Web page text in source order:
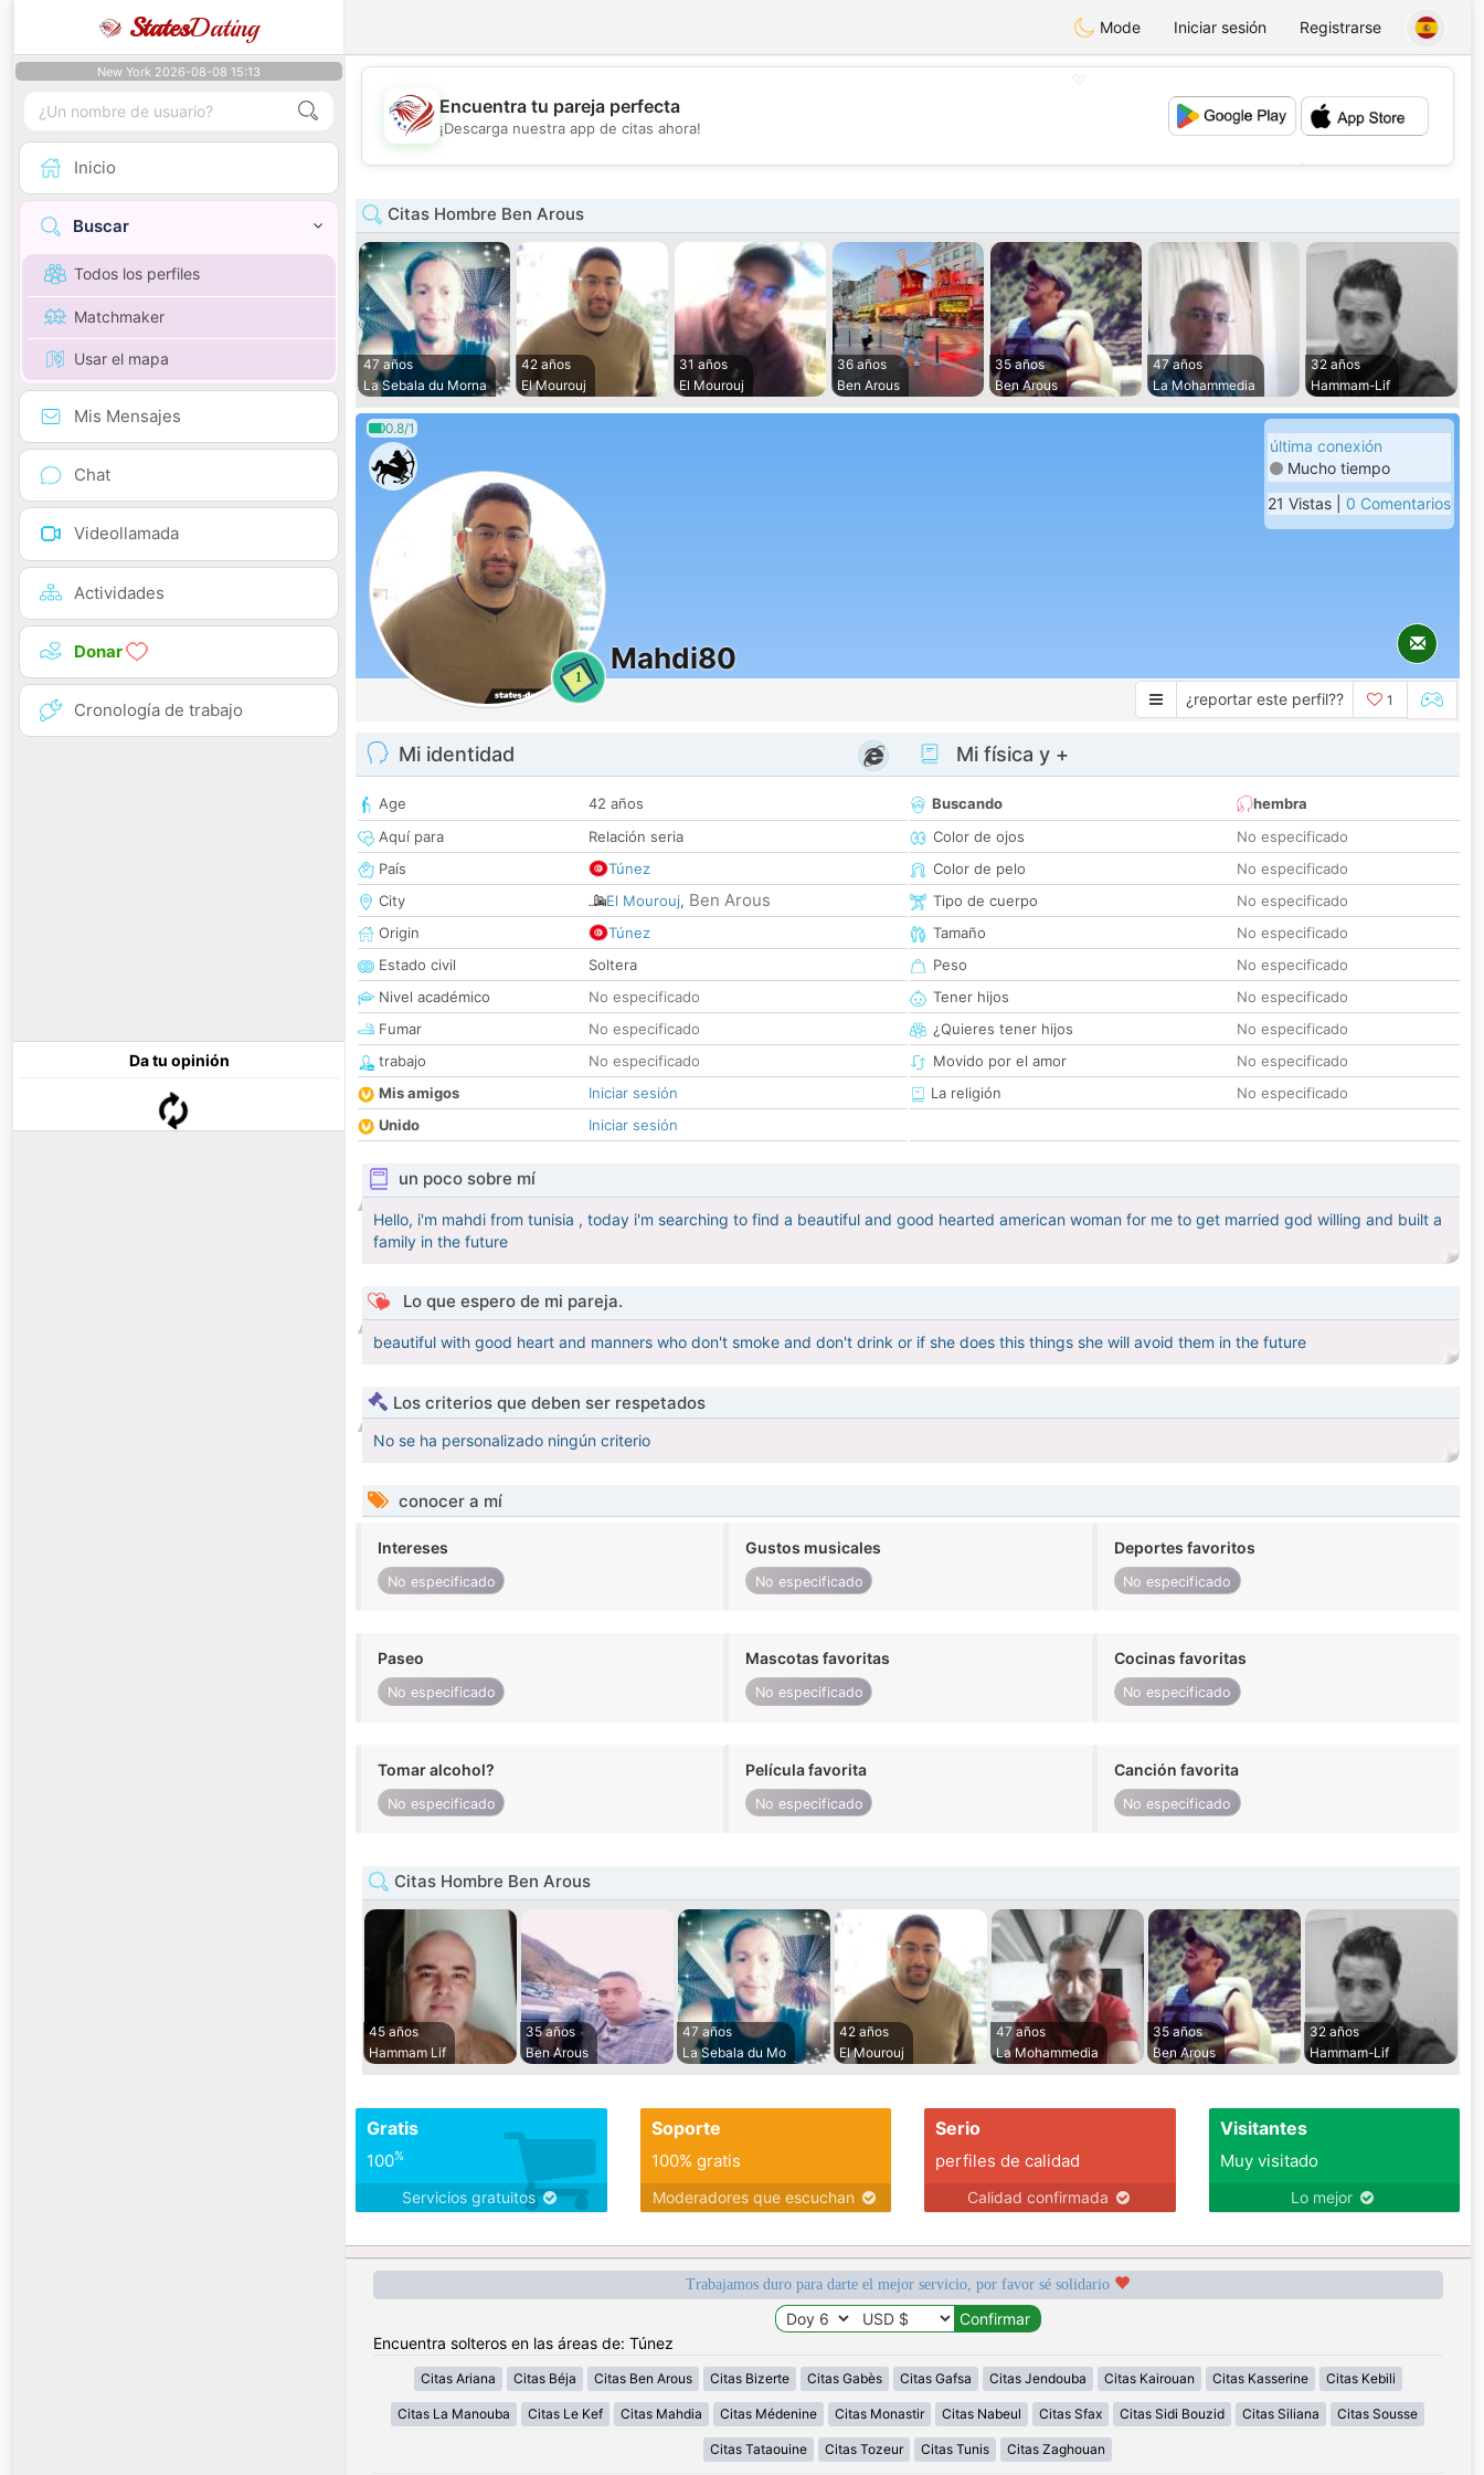
StatesDating Mode Iniciar sesión Registrarse
New York 2026-08-08 15:13
Inicio
Buscar
Todos los perfiles
Matchmaker
Usar el mapa
Mis Mensajes
Chat
Videollamada
Actividades
Donar
Cronología de trabajo
Da tu opinión
💕
Encuentra tu pareja perfecta
¡Descarga nuestra app de citas ahora!
Citas Hombre Ben Arous
47 años
La Sebala du Morna
42 años
El Mourouj
31 años
El Mourouj
36 años
Ben Arous
35 años
Ben Arous
47 años
La Mohammedia
32 años
Hammam-Lif
0.8/1
1
Mahdi80
última conexión
Mucho tiempo
21 Vistas | 0 Comentarios
¿reportar este perfil?? 1
Mi identidad
Age
42 años
Aquí para
Relación seria
País
Túnez
City
El Mourouj, Ben Arous
Origin
Túnez
Estado civil
Soltera
Nivel académico
No especificado
Fumar
No especificado
trabajo
No especificado
Mis amigos
Iniciar sesión
Unido
Iniciar sesión
Mi física y +
Buscando
hembra
Color de ojos
No especificado
Color de pelo
No especificado
Tipo de cuerpo
No especificado
Tamaño
No especificado
Peso
No especificado
Tener hijos
No especificado
¿Quieres tener hijos
No especificado
Movido por el amor
No especificado
La religión
No especificado
un poco sobre mí
Hello, i'm mahdi from tunisia , today i'm searching to find a beautiful and good hearted american woman for me to get married god willing and built a
family in the future
Lo que espero de mi pareja.
beautiful with good heart and manners who don't smoke and don't drink or if she does this things she will avoid them in the future
Los criterios que deben ser respetados
No se ha personalizado ningún criterio
conocer a mí
Intereses
No especificado
Gustos musicales
No especificado
Deportes favoritos
No especificado
Paseo
No especificado
Mascotas favoritas
No especificado
Cocinas favoritas
No especificado
Tomar alcohol?
No especificado
Película favorita
No especificado
Canción favorita
No especificado
Citas Hombre Ben Arous
45 años
Hammam Lif
35 años
Ben Arous
47 años
La Sebala du Mo
42 años
El Mourouj
47 años
La Mohammedia
35 años
Ben Arous
32 años
Hammam-Lif
Gratis
100%
Servicios gratuitos
Soporte
100% gratis
Moderadores que escuchan
Serio
perfiles de calidad
Calidad confirmada
Visitantes
Muy visitado
Lo mejor
Trabajamos duro para darte el mejor servicio, por favor sé solidario
Encuentra solteros en las áreas de: Túnez
Citas Ariana Citas Béja Citas Ben Arous Citas Bizerte Citas Gabès Citas Gafsa Citas Jendouba Citas Kairouan Citas Kasserine Citas Kebili
Citas La Manouba Citas Le Kef Citas Mahdia Citas Médenine Citas Monastir Citas Nabeul Citas Sfax Citas Sidi Bouzid Citas Siliana Citas Sousse
Citas Tataouine Citas Tozeur Citas Tunis Citas Zaghouan